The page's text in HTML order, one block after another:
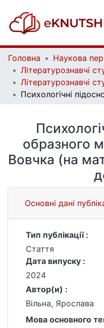
Головна
образного
Вовчка (на
Основні дані
Тип публікації :
Стаття
Дата випуску :
2024
Автор(и) :
Вільна, Ярослава
Мова основного